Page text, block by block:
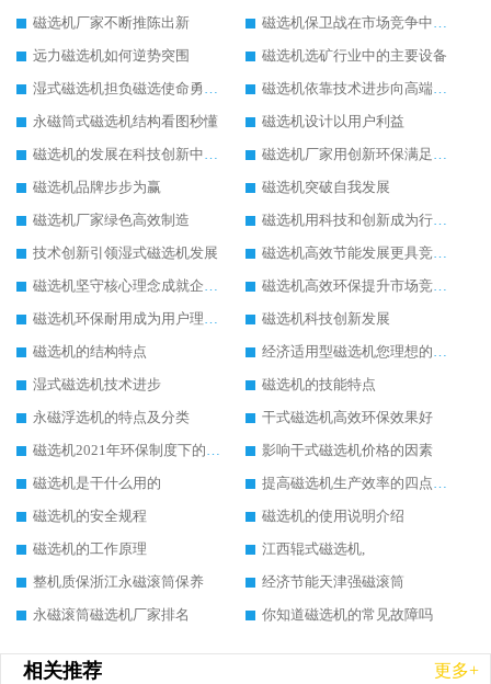
磁选机厂家不断推陈出新
磁选机保卫战在市场竞争中打响
远力磁选机如何逆势突围
磁选机选矿行业中的主要设备
湿式磁选机担负磁选使命勇往直前
磁选机依靠技术进步向高端转型
永磁筒式磁选机结构看图秒懂
磁选机设计以用户利益
磁选机的发展在科技创新中成为焦点
磁选机厂家用创新环保满足市发展
磁选机品牌步步为赢
磁选机突破自我发展
磁选机厂家绿色高效制造
磁选机用科技和创新成为行业中的顶梁柱
技术创新引领湿式磁选机发展
磁选机高效节能发展更具竞争力
磁选机坚守核心理念成就企业辉煌
磁选机高效环保提升市场竞争力
磁选机环保耐用成为用户理想选择
磁选机科技创新发展
磁选机的结构特点
经济适用型磁选机您理想的选择
湿式磁选机技术进步
磁选机的技能特点
永磁浮选机的特点及分类
干式磁选机高效环保效果好
磁选机2021年环保制度下的发展出路
影响干式磁选机价格的因素
磁选机是干什么用的
提高磁选机生产效率的四点方法
磁选机的安全规程
磁选机的使用说明介绍
磁选机的工作原理
江西辊式磁选机,
整机质保浙江永磁滚筒保养
经济节能天津强磁滚筒
永磁滚筒磁选机厂家排名
你知道磁选机的常见故障吗
相关推荐 更多+